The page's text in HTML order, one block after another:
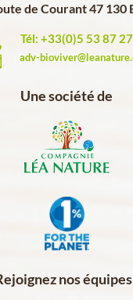
de Courant 47 130
Tél: +33(0)5 53 87
adv-
Une société de
nos